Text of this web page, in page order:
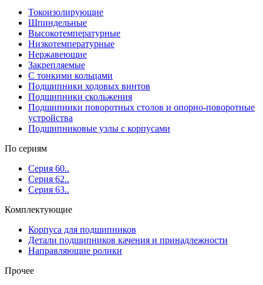
Токоизолирующие
Шпиндельные
Высокотемпературные
Низкотемпературные
Нержавеющие
Закрепляемые
С тонкими кольцами
Подшипники ходовых винтов
Подшипники скольжения
Подшипники поворотных столов и опорно-поворотные
устройства
Подшипниковые узлы с корпусами
По сериям
Серия 60..
Серия 62..
Серия 63..
Комплектующие
Корпуса для подшипников
Детали подшипников качения и принадлежности
Направляющие ролики
Прочее